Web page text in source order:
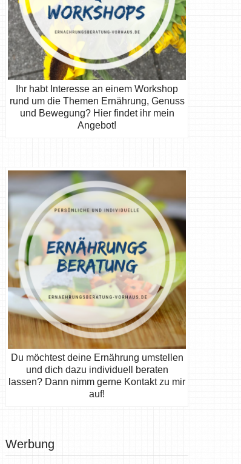
Ihr habt Interesse an einem Workshop
rund um die Themen Ernährung, Genuss
und Bewegung? Hier findet ihr mein
Angebot!
Du möchtest deine Ernährung umstellen
und dich dazu individuell beraten
lassen? Dann nimm gerne Kontakt zu mir
auf!
Werbung